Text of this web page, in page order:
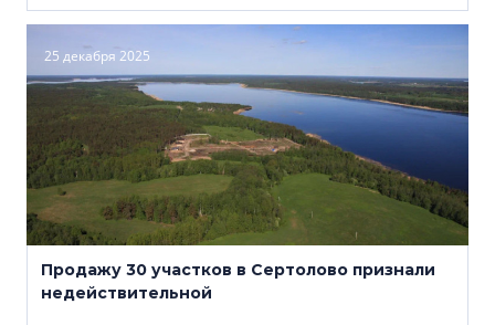
25 декабря 2025
Продажу 30 участков в Сертолово признали
недействительной